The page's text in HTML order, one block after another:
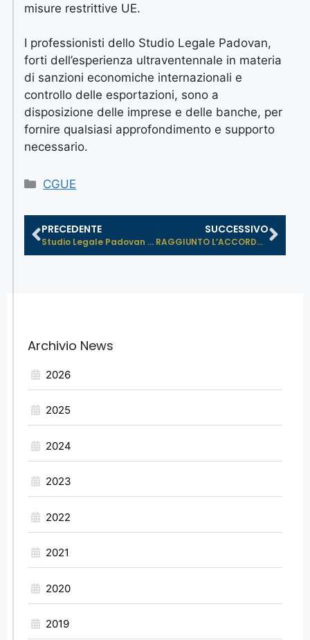
misure restrittive UE.
I professionisti dello Studio Legale Padovan,
forti dell’esperienza ultraventennale in materia
di sanzioni economiche internazionali e
controllo delle esportazioni, sono a
disposizione delle imprese e delle banche, per
fornire qualsiasi approfondimento e supporto
necessario.
CGUE
PRECEDENTE
Studio Legale Padovan si integra co...
SUCCESSIVO
RAGGIUNTO L’ACCORDO POLITICO TRA ...
Archivio News
2026
2025
2024
2023
2022
2021
2020
2019